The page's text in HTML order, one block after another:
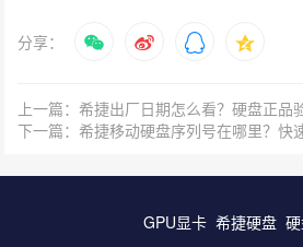
分享：
上一篇：希捷出厂日期怎么看？硬盘正品
下一篇：希捷移动硬盘序列号在哪里？快
GPU显卡 希捷硬盘